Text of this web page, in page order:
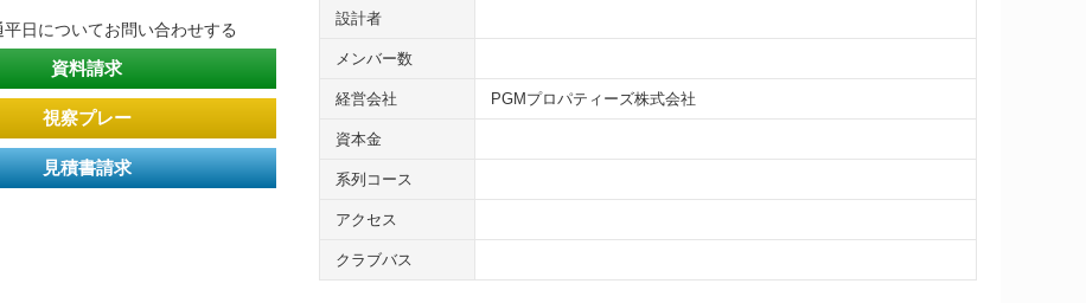
日についてお問い合わせする
資料請求
視察プレー
見積書請求
設計者
メンバー数
経営会社 PGMプロパティーズ株式会社
資本金
系列コース
アクセス
クラブバス